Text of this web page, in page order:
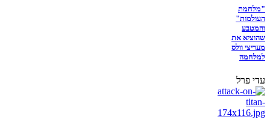
"מלחמת
העולמות"
והמטבע
שהוציא את
מעריצי וולס
למלחמה
עדי פרל